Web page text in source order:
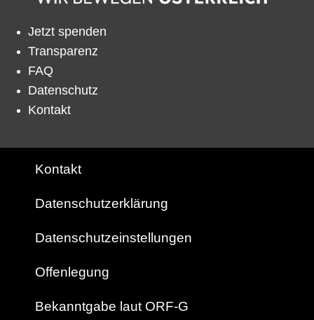
Jetzt spenden
Transparenz
FAQ
Datenschutz
Kontakt
Kontakt
Datenschutzerklärung
Datenschutzeinstellungen
Offenlegung
Bekanntgabe laut ORF-G